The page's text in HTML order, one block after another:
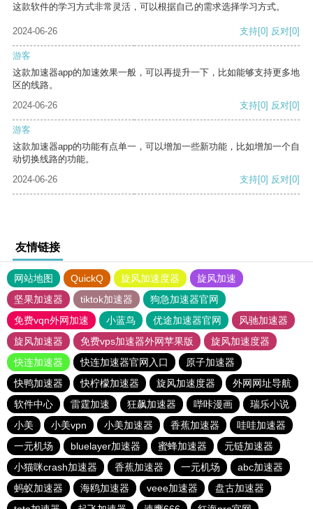
这款软件的学习方式非常灵活，可以根据自己的需求选择学习方式。
2024-06-26 支持[0] 反对[0]
游客
这款加速器app的加速效果一般，可以再提升一下，比如能够支持更多地
区的线路。
2024-06-26
支持[0] 反对[0]
游客
这款加速器app的功能有点单一，可以增加一些新功能，比如增加一个自
动切换线路的功能。
2024-06-26
支持[0] 反对[0]
友情链接
网站地图 QuickQ 旋风加速度器
旋风加速
坚果加速器
tiktok加速器
狗急加速器官网
免费vqn外网加速
小蓝鸟 优途加速器官网
风驰加速器
旋风加速器
免费vps加速器外网苹果版
旋风加速度器
快连加速器
快连加速器官网入口
原子加速器
快鸭加速器
快柠檬加速器 旋风加速度器
外网网址导航
软件中心
雷霆加速 狂飙加速器 哔咔漫画
瑞乐小说
小美
小美vpn 小美加速器 香蕉加速器
哇哇加速器
一元机场
bluelayer加速器 蜜蜂加速器
元链加速器
小猫咪crash加速器
香蕉加速器 一元机场
abc加速器
蚂蚁加速器
海鸥加速器 veee加速器
盘古加速器